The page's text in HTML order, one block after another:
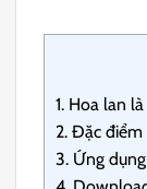
1. Hoa lan là
2. Đặc điểm
3. Ứng